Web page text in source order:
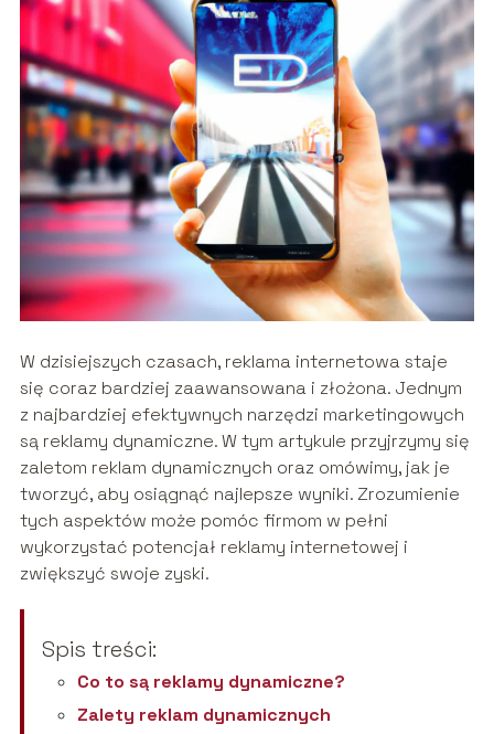
W dzisiejszych czasach, reklama internetowa staje
się coraz bardziej zaawansowana i złożona. Jednym
z najbardziej efektywnych narzędzi marketingowych
są reklamy dynamiczne. W tym artykule przyjrzymy się
zaletom reklam dynamicznych oraz omówimy, jak je
tworzyć, aby osiągnąć najlepsze wyniki. Zrozumienie
tych aspektów może pomóc firmom w pełni
wykorzystać potencjał reklamy internetowej i
zwiększyć swoje zyski.
Spis treści:
Co to są reklamy dynamiczne?
Zalety reklam dynamicznych